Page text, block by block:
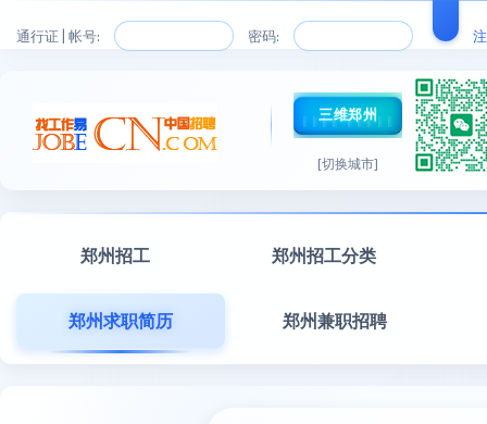
通行证 | 帐号: 密码:
三维郑州
[切换城市]
郑州招工 郑州招工分类
郑州求职简历 郑州兼职招聘